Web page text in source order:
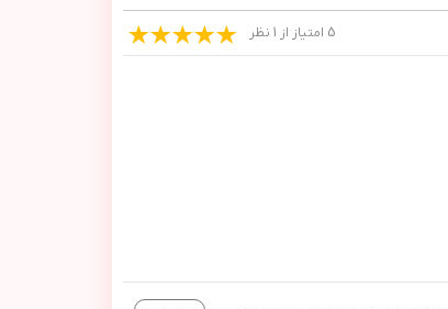
5 امتیاز از 1 نظر